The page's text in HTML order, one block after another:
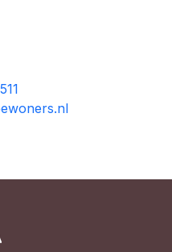
buurt vergroenen,
gemeenschapsfondsen,